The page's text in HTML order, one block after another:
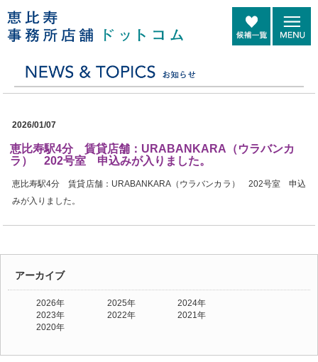
2026/01/07
恵比寿駅4分 賃貸店舗：URABANKARA（ウラバンカ
ラ） 202号室 申込みが入りました。
恵比寿駅4分 賃貸店舗：URABANKARA（ウラバンカラ） 202号室 申込
みが入りました。
アーカイブ
2026年 2025年
2024年
2023年
2022年
2021年
2020年